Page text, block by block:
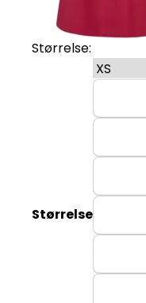
Størrelse:
Størrelse